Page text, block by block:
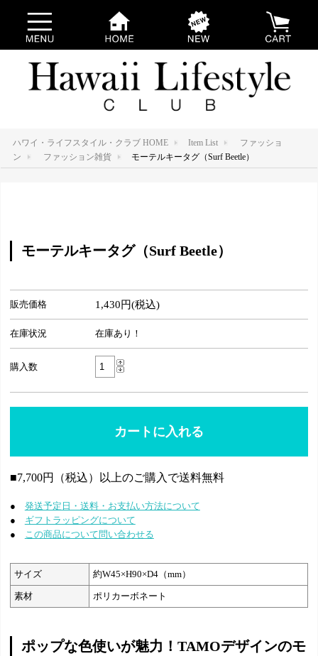
ハワイ・ライフスタイル・クラブ HOME Item List
ファッショ
ン
ファッション雑貨 モーテルキータグ（Surf Beetle）
モーテルキータグ（Surf Beetle）
販売価格 1,430円(税込)
在庫状況 在庫あり！
購入数
■7,700円（税込）以上のご購入で送料無料
● 発送予定日・送料・お支払い方法について
● ギフトラッピングについて
● この商品について問い合わせる
サイズ 約W45×H90×D4（mm）
素材 ポリカーボネート
ポップな色使いが魅力！TAMOデザインのモ